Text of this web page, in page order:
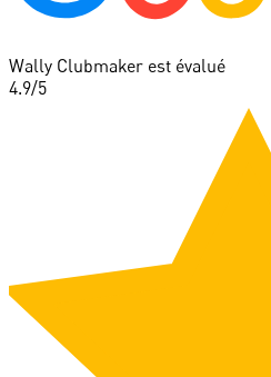
Wally Clubmaker est évalué
4.9/5